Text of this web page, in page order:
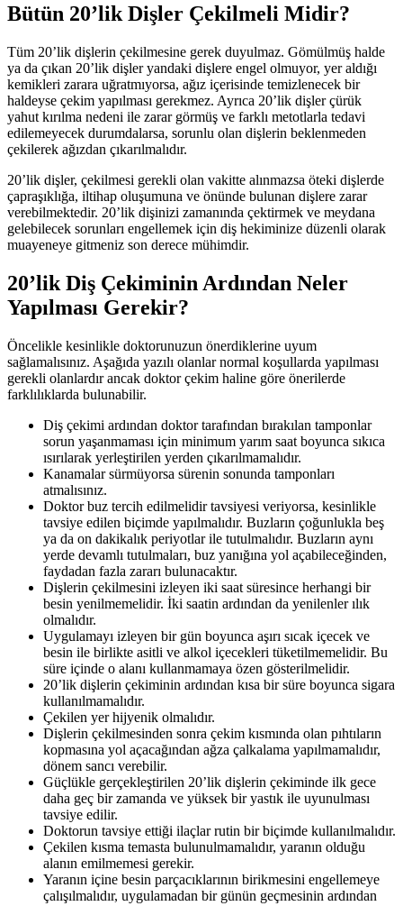
Bütün 20’lik Dişler Çekilmeli Midir?
Tüm 20’lik dişlerin çekilmesine gerek duyulmaz. Gömülmüş halde
ya da çıkan 20’lik dişler yandaki dişlere engel olmuyor, yer aldığı
kemikleri zarara uğratmıyorsa, ağız içerisinde temizlenecek bir
haldeyse çekim yapılması gerekmez. Ayrıca 20’lik dişler çürük
yahut kırılma nedeni ile zarar görmüş ve farklı metotlarla tedavi
edilemeyecek durumdalarsa, sorunlu olan dişlerin beklenmeden
çekilerek ağızdan çıkarılmalıdır.
20’lik dişler, çekilmesi gerekli olan vakitte alınmazsa öteki dişlerde
çapraşıklığa, iltihap oluşumuna ve önünde bulunan dişlere zarar
verebilmektedir. 20’lik dişinizi zamanında çektirmek ve meydana
gelebilecek sorunları engellemek için diş hekiminize düzenli olarak
muayeneye gitmeniz son derece mühimdir.
20’lik Diş Çekiminin Ardından Neler
Yapılması Gerekir?
Öncelikle kesinlikle doktorunuzun önerdiklerine uyum
sağlamalısınız. Aşağıda yazılı olanlar normal koşullarda yapılması
gerekli olanlardır ancak doktor çekim haline göre önerilerde
farklılıklarda bulunabilir.
Diş çekimi ardından doktor tarafından bırakılan tamponlar
sorun yaşanmaması için minimum yarım saat boyunca sıkıca
ısırılarak yerleştirilen yerden çıkarılmamalıdır.
Kanamalar sürmüyorsa sürenin sonunda tamponları
atmalısınız.
Doktor buz tercih edilmelidir tavsiyesi veriyorsa, kesinlikle
tavsiye edilen biçimde yapılmalıdır. Buzların çoğunlukla beş
ya da on dakikalık periyotlar ile tutulmalıdır. Buzların aynı
yerde devamlı tutulmaları, buz yanığına yol açabileceğinden,
faydadan fazla zararı bulunacaktır.
Dişlerin çekilmesini izleyen iki saat süresince herhangi bir
besin yenilmemelidir. İki saatin ardından da yenilenler ılık
olmalıdır.
Uygulamayı izleyen bir gün boyunca aşırı sıcak içecek ve
besin ile birlikte asitli ve alkol içecekleri tüketilmemelidir. Bu
süre içinde o alanı kullanmamaya özen gösterilmelidir.
20’lik dişlerin çekiminin ardından kısa bir süre boyunca sigara
kullanılmamalıdır.
Çekilen yer hijyenik olmalıdır.
Dişlerin çekilmesinden sonra çekim kısmında olan pıhtıların
kopmasına yol açacağından ağza çalkalama yapılmamalıdır,
dönem sancı verebilir.
Güçlükle gerçekleştirilen 20’lik dişlerin çekiminde ilk gece
daha geç bir zamanda ve yüksek bir yastık ile uyunulması
tavsiye edilir.
Doktorun tavsiye ettiği ilaçlar rutin bir biçimde kullanılmalıdır.
Çekilen kısma temasta bulunulmamalıdır, yaranın olduğu
alanın emilmemesi gerekir.
Yaranın içine besin parçacıklarının birikmesini engellemeye
çalışılmalıdır, uygulamadan bir günün geçmesinin ardından